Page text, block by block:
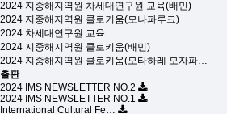
2024 지중해지역원 차세대연구원 교육(배민)
2024 지중해지역원 콜로키움(모나파루크)
2024 차세대연구원 교육
2024 지중해지역원 콜로키움(배민)
2024 지중해지역원 콜로키움(모타하레 모자파…
출판
2024 IMS NEWSLETTER NO.2
2024 IMS NEWSLETTER NO.1
International Cultural Fe…